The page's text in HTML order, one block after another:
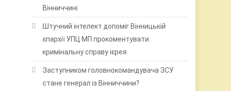
Вінниччині
Штучний інтелект допоміг Вінницькій
єпархії УПЦ МП прокоментувати
кримінальну справу ієрея
Заступником головнокомандувача ЗСУ
стане генерал із Вінниччини?